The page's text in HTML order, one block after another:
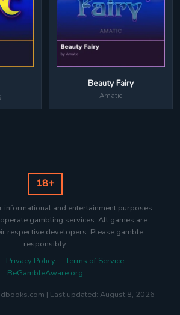
Beauty Fairy
Amatic
18+
informational and entertainment purposes
gambling services. All games are
respective developers. Please gamble
responsibly.
· Privacy Policy · Terms of Service ·
BeGambleAware.org
| Last updated: August 8, 2026